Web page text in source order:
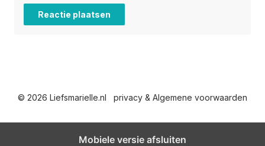
© 2026 Liefsmarielle.nl privacy & Algemene voorwaarden
Mobiele versie afsluiten